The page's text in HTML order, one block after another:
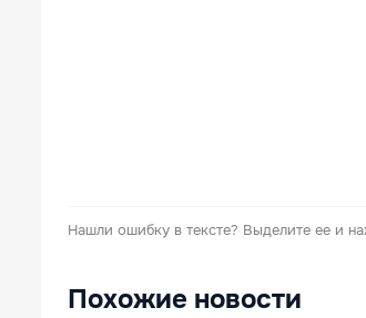
Нашли ошибку в тексте? Выделите ее и
Похожие новости